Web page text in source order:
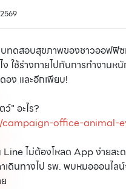
ดสอบสุขภาพของชาวออฟฟิซ
ใช้ร่างกายไปกับการทำงานห
อง และอีกเพียบ!
" อะไร?
office-animal-
ไม่ต้องโหลด App ง่ายสะ
เดินทางไป รพ. พบหมอออนไ